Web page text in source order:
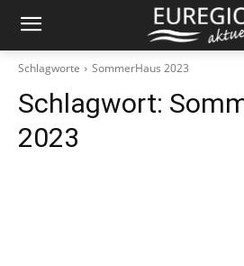
Schlagworte SommerHaus 2023
Schlagwort:
2023